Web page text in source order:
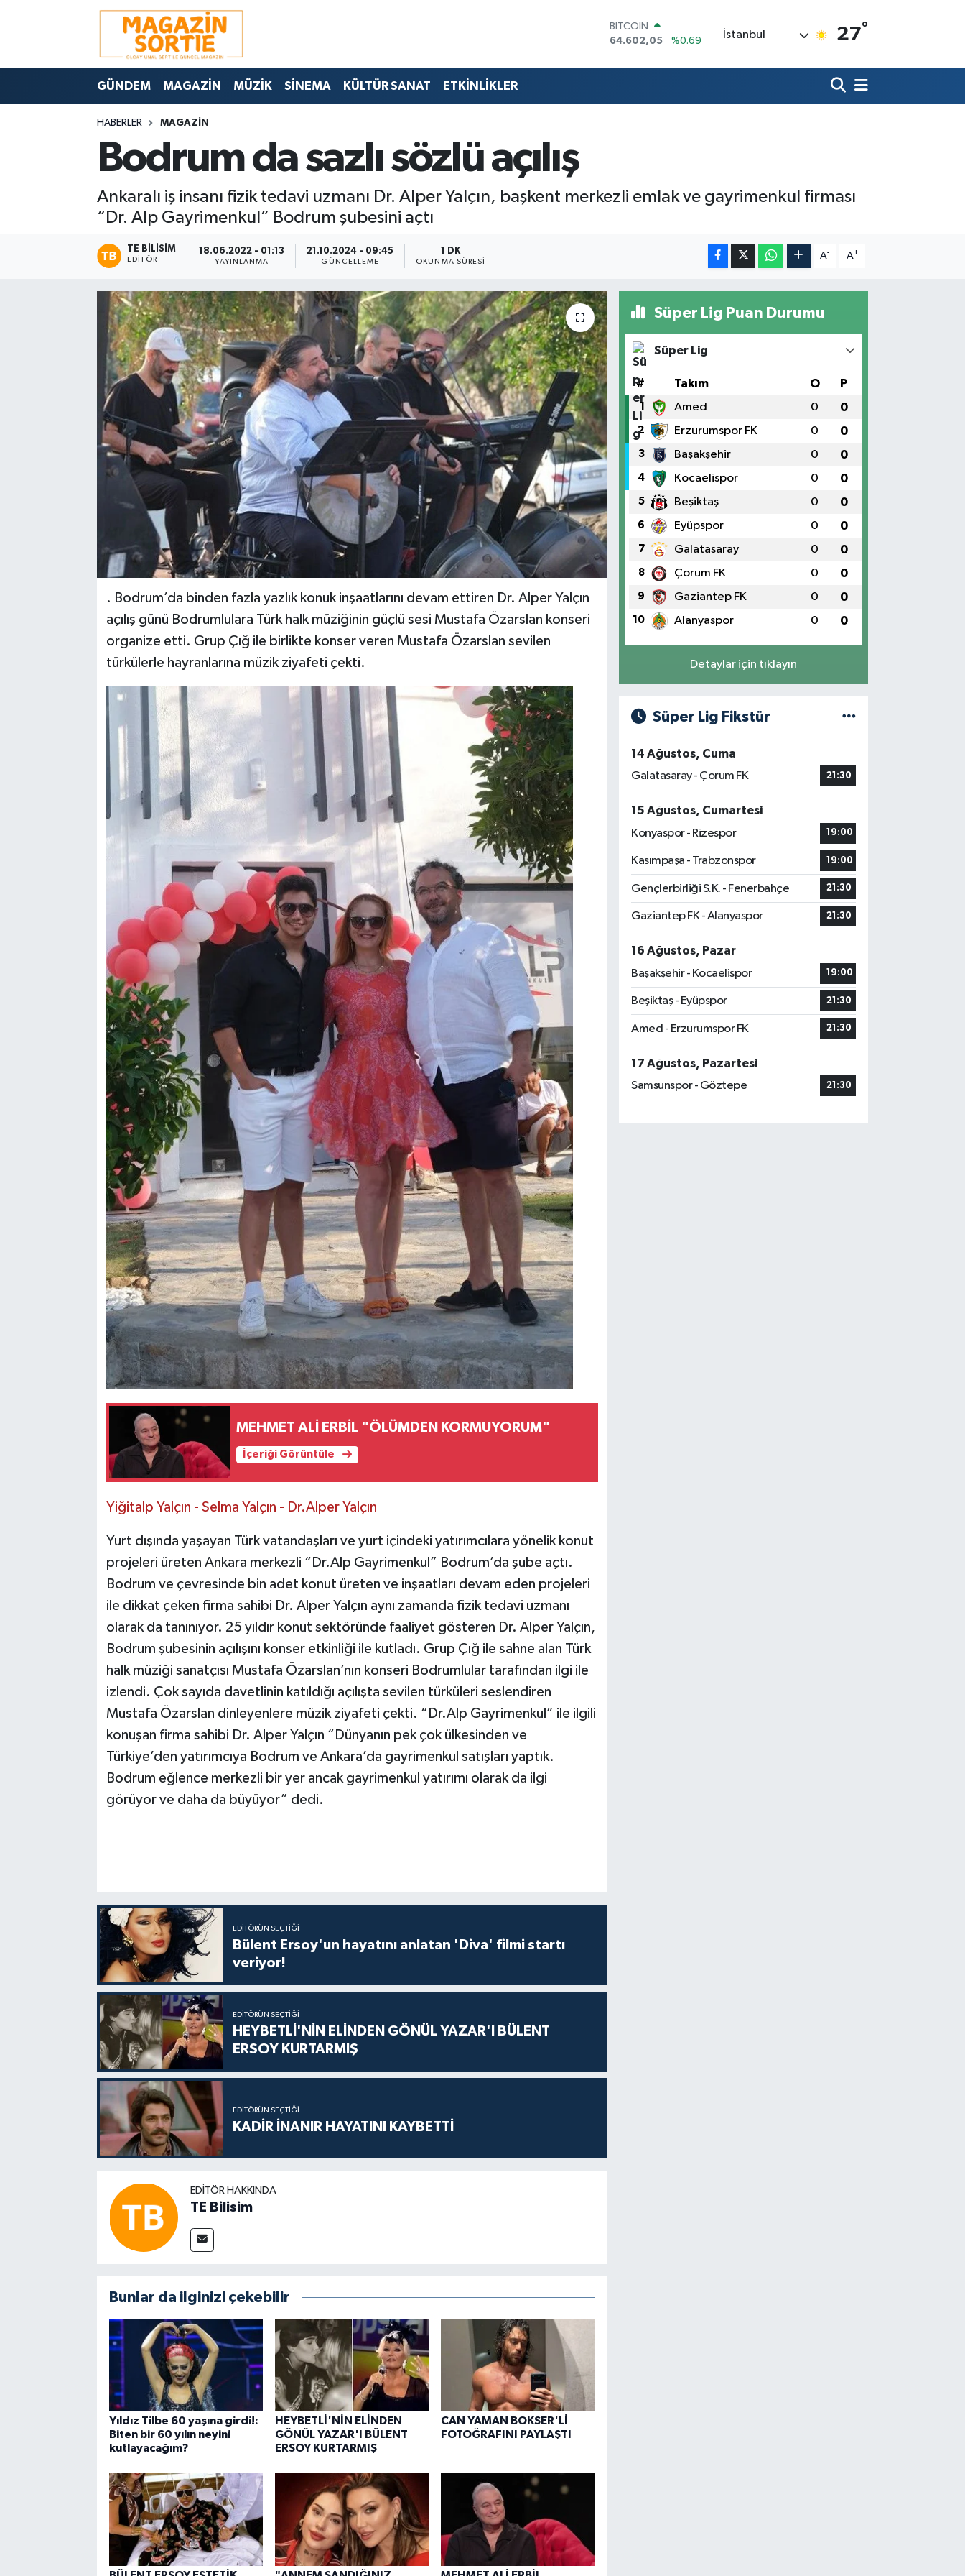
DOLAR
47,6006
%0.06
55,0250
%0.02
İstanbul 27°
GÜNDEM MAGAZİN MÜZİK SİNEMA KÜLTÜR SANAT ETKİNLİKLER
HABERLER MAGAZİN
Bodrum da sazlı sözlü açılış
Ankaralı iş insanı fizik tedavi uzmanı Dr. Alper Yalçın, başkent merkezli emlak ve gayrimenkul firması
“Dr. Alp Gayrimenkul” Bodrum şubesini açtı
TE BILISIM
EDITÖR
18.06.2022 - 01:13
YAYINLANMA
21.10.2024 - 09:45
GÜNCELLEME
1 DK
OKUNMA SÜRESI
A- A+
. Bodrum’da binden fazla yazlık konuk inşaatlarını devam ettiren Dr. Alper Yalçın
açılış günü Bodrumlulara Türk halk müziğinin güçlü sesi Mustafa Özarslan konseri
organize etti. Grup Çığ ile birlikte konser veren Mustafa Özarslan sevilen
türkülerle hayranlarına müzik ziyafeti çekti.
MEHMET ALİ ERBİL "ÖLÜMDEN KORMUYORUM"
İçeriği Görüntüle
Yiğitalp Yalçın - Selma Yalçın - Dr.Alper Yalçın
Yurt dışında yaşayan Türk vatandaşları ve yurt içindeki yatırımcılara yönelik konut
projeleri üreten Ankara merkezli “Dr.Alp Gayrimenkul” Bodrum’da şube açtı.
Bodrum ve çevresinde bin adet konut üreten ve inşaatları devam eden projeleri
ile dikkat çeken firma sahibi Dr. Alper Yalçın aynı zamanda fizik tedavi uzmanı
olarak da tanınıyor. 25 yıldır konut sektöründe faaliyet gösteren Dr. Alper Yalçın,
Bodrum şubesinin açılışını konser etkinliği ile kutladı. Grup Çığ ile sahne alan Türk
halk müziği sanatçısı Mustafa Özarslan’nın konseri Bodrumlular tarafından ilgi ile
izlendi. Çok sayıda davetlinin katıldığı açılışta sevilen türküleri seslendiren
Mustafa Özarslan dinleyenlere müzik ziyafeti çekti. “Dr.Alp Gayrimenkul” ile ilgili
konuşan firma sahibi Dr. Alper Yalçın “Dünyanın pek çok ülkesinden ve
Türkiye’den yatırımcıya Bodrum ve Ankara’da gayrimenkul satışları yaptık.
Bodrum eğlence merkezli bir yer ancak gayrimenkul yatırımı olarak da ilgi
görüyor ve daha da büyüyor” dedi.
EDITÖRÜN SEÇTIĞI
Bülent Ersoy'un hayatını anlatan 'Diva' filmi startı
veriyor!
EDITÖRÜN SEÇTIĞI
HEYBETLİ'NİN ELİNDEN GÖNÜL YAZAR'I BÜLENT
ERSOY KURTARMIŞ
EDITÖRÜN SEÇTIĞI
KADİR İNANIR HAYATINI KAYBETTİ
EDITÖR HAKKINDA
TE Bilisim
Bunlar da ilginizi çekebilir
Yıldız Tilbe 60 yaşına girdi!:
Biten bir 60 yılın neyini
kutlayacağım?
HEYBETLİ'NİN ELİNDEN
GÖNÜL YAZAR'I BÜLENT
ERSOY KURTARMIŞ
CAN YAMAN BOKSER'Lİ
FOTOĞRAFINI PAYLAŞTI
Süper Lig Puan Durumu
Süper Lig
# Takım O P
1 Amed 0 0
2 Erzurumspor FK 0 0
3 Başakşehir 0 0
4 Kocaelispor 0 0
5 Beşiktaş 0 0
6 Eyüpspor 0 0
7 Galatasaray 0 0
8 Çorum FK 0 0
9 Gaziantep FK 0 0
10 Alanyaspor 0 0
Detaylar için tıklayın
Süper Lig Fikstür
14 Ağustos, Cuma
Galatasaray - Çorum FK
21:30
15 Ağustos, Cumartesi
Konyaspor - Rizespor
19:00
Kasımpaşa - Trabzonspor 19:00
Gençlerbirliği S.K. - Fenerbahçe 21:30
Gaziantep FK - Alanyaspor 21:30
16 Ağustos, Pazar
Başakşehir - Kocaelispor
19:00
Beşiktaş - Eyüpspor 21:30
Amed - Erzurumspor FK 21:30
17 Ağustos, Pazartesi
Samsunspor - Göztepe
21:30
Nöbetçi Eczaneler
Hava Durumu
Trafik Durumu
Süper Lig Puan Durumu ve Fikstür
Tüm Manşetler